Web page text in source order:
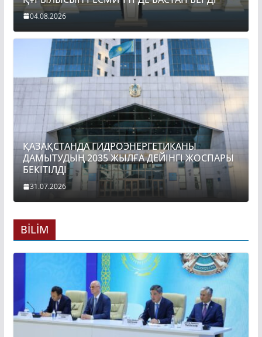
04.08.2026
ҚАЗАҚСТАНДА ГИДРОЭНЕРГЕТИКАНЫ
ДАМЫТУДЫҢ 2035 ЖЫЛҒА ДЕЙІНГІ ЖОСПАРЫ
БЕКІТІЛДІ
31.07.2026
BİLİM